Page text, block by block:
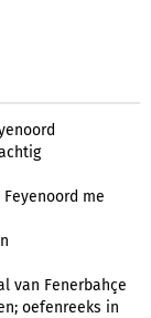
me
van Fenerbahçe
oefenreeks in